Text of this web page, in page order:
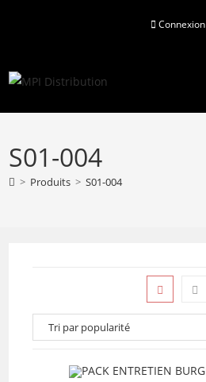
Connexion
S01-004
> Produits > S01-004